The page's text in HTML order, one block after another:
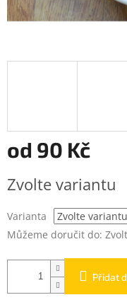
od 90 Kč
cena:
Zvolte variantu
Varianta
Můžeme doručit do:
Přidat